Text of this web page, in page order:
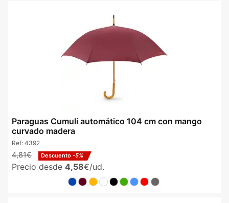
Paraguas Cumuli automático 104 cm con mango
curvado madera
Ref: 4392
4,81€ Descuento -5%
Precio desde 4,58€/ud.